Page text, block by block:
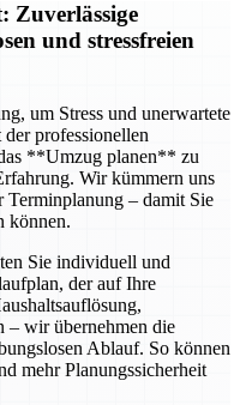
Zuverlässige
und stressfreien
um Stress und unerwartete
professionellen
**Umzug planen** zu
Wir kümmern uns
Terminplanung – damit Sie
können.
Sie individuell und
der auf Ihre
– wir übernehmen die
Ablauf. So können
mehr Planungssicherheit